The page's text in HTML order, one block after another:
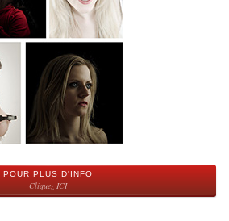
POUR PLUS D'INFO
Cliquez ICI